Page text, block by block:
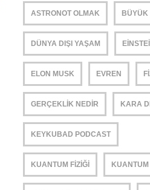
ASTRONOT OLMAK BÜYÜK
DÜNYA DIŞI YAŞAM
ELON MUSK EVREN
GERÇEKLIK NEDIR KARA
KEYKUBAD PODCAST
KUANTUM FIZIĞI KUANTUM